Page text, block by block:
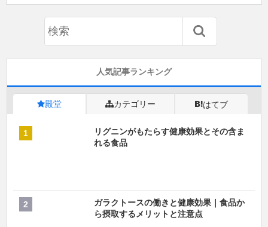
人気記事ランキング
殿堂 カテゴリー はてブ
リグニンがもたらす健康効果とその含ま
れる食品
ガラクトースの働きと健康効果｜食品か
ら摂取するメリットと注意点